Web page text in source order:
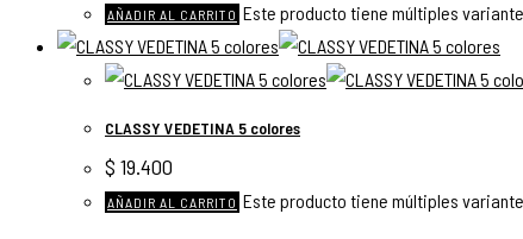
AÑADIR AL CARRITO Este producto tiene múltiples
CLASSY VEDETINA 5 colores
$ 19.400
AÑADIR AL CARRITO Este producto tiene múltiples